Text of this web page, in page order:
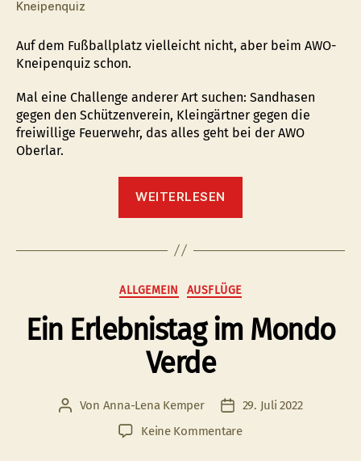
Kneipenquiz
Auf dem Fußballplatz vielleicht nicht, aber beim AWO-
Kneipenquiz schon.
Mal eine Challenge anderer Art suchen: Sandhasen
gegen den Schützenverein, Kleingärtner gegen die
freiwillige Feuerwehr, das alles geht bei der AWO
Oberlar.
WEITERLESEN
Oberlar
schlagen?”
Kategorien
ALLGEMEIN AUSFLÜGE
Ein Erlebnistag im Mondo
Verde
Beitragsautor
Von Anna-Lena Kemper Veröffentlichungsdatum
29. Juli 2022
Keine Kommentarezu